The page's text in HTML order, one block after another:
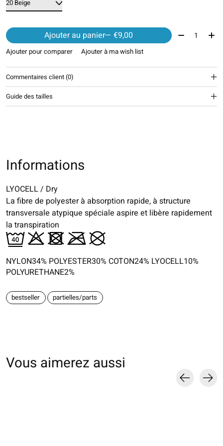
Ajouter au panier — €9,00 Quantité:
Ajouter pour comparer Ajouter à ma wish list
Commentaires client (0)
Guide des tailles
Informations
LYOCELL / Dry
La fibre de polyester à absorption rapide, à structure
transversale atypique spéciale aspire et libère rapidement
la transpiration
NYLON34% POLYESTER30% COTON24% LYOCELL10%
POLYURETHANE2%
bestseller partielles/parts
Vous aimerez aussi